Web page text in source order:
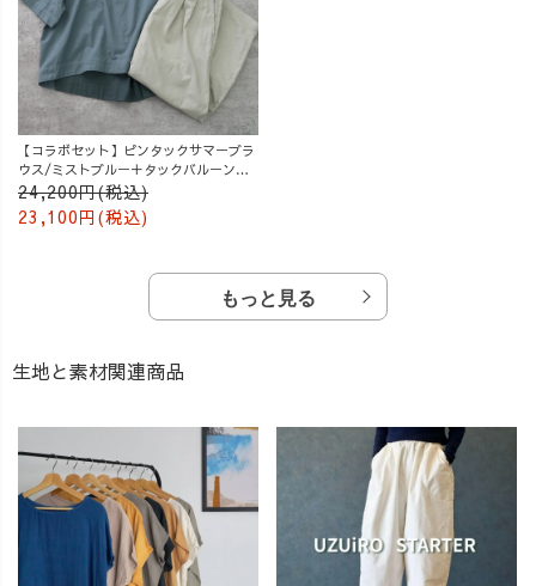
【コラボセット】ピンタックサマーブラ
ウス/ミストブルー＋タックバルーンパ
ンツ/グレージュ
24,200円(税込)
23,100円(税込)
もっと見る
生地と素材関連商品